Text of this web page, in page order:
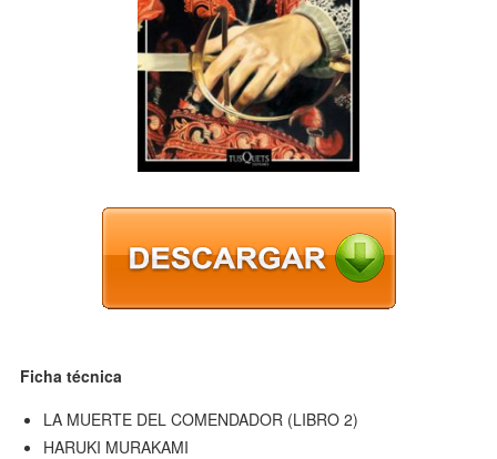
Ficha técnica
LA MUERTE DEL COMENDADOR (LIBRO 2)
HARUKI MURAKAMI